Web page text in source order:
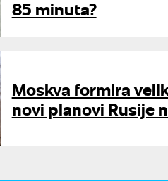
85 minuta?
Moskva formira
novi planovi Rusije